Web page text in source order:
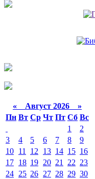
« Август 2026 »
Пн Вт Ср Чт Пт Сб Вс
1
2
3
4 5 6 7 8
9
10 11 12 13 14 15 16
17 18 19 20 21 22 23
24 25 26 27 28 29 30